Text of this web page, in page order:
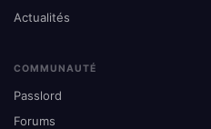
Actualités
COMMUNAUTÉ
Passlord
Forums